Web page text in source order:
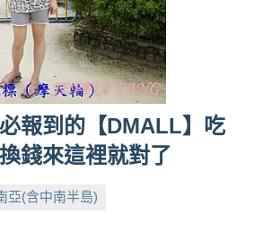
報到的【DMALL】吃
錢來這裡就對了
亞(含中南半島)